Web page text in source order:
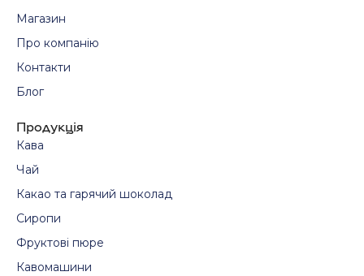
Магазин
Про компанію
Контакти
Блог
Продукція
Кава
Чай
Какао та гарячий шоколад
Сиропи
Фруктові пюре
Кавомашини